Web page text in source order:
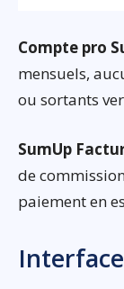
Compte pro
mensuels,
ou sortants
SumUp
de
paiement en
Interface